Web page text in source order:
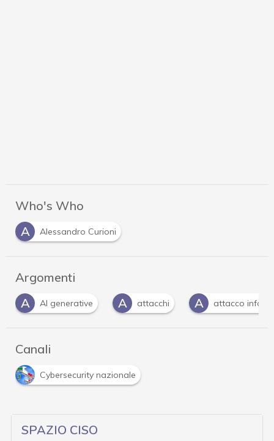
Who's Who
A
Alessandro Curioni
Argomenti
A
AI generative A attacchi A attacco
Canali
Cybersecurity nazionale
SPAZIO CISO